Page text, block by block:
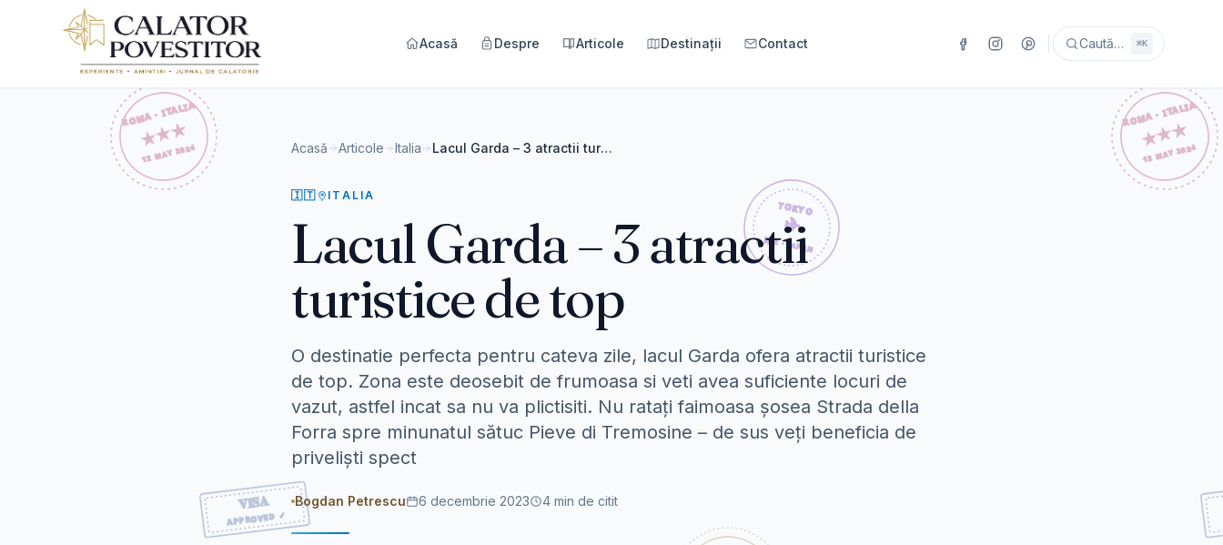
Sari la conținut
Acasă Despre Articole Destinații Contact Caută… ⌘K
Acasă Articole Italia Lacul Garda – 3 atractii turistice de top
🇮🇹 ITALIA
Lacul Garda – 3 atractii
turistice de top
O destinatie perfecta pentru cateva zile, lacul Garda ofera atractii turistice
de top. Zona este deosebit de frumoasa si veti avea suficiente locuri de
vazut, astfel incat sa nu va plictisiti. Nu ratați faimoasa șosea Strada della
Forra spre minunatul sătuc Pieve di Tremosine – de sus veți beneficia de
priveliști spect
Bogdan Petrescu 6 decembrie 2023 4 min de citit